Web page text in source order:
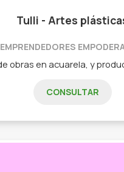
Tulli - Artes
EMPRENDEDORES
CONSULTAR